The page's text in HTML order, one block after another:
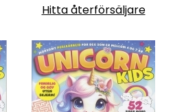
Hitta återförsäljare